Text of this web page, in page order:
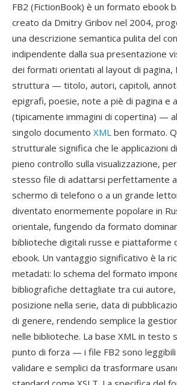
FB2 (FictionBook) è un formato ebook
creato da Dmitry Gribov nel 2004,
una descrizione semantica pulita del
indipendente dalla sua presentazione
dei formati orientati al layout di pagina,
struttura — titolo, autori, capitoli,
epigrafi, poesie, note a piè di pagina e
(tipicamente immagini di copertina) —
singolo documento XML ben formato.
strutturale significa che le applicazioni
pieno controllo sulla visualizzazione,
stesso file di adattarsi perfettamente a
schermo di telefono o a un grande
diventato enormemente popolare in
orientale, fungendo da formato
biblioteche digitali russe e piattaforme
ebook. Un vantaggio significativo è la
metadati: lo schema del formato
bibliografiche dettagliate tra cui
posizione nella serie, data di
di genere, rendendo semplice la
nelle biblioteche. La base XML in testo
punto di forza — i file FB2 sono leggibili
validare e semplici da trasformare